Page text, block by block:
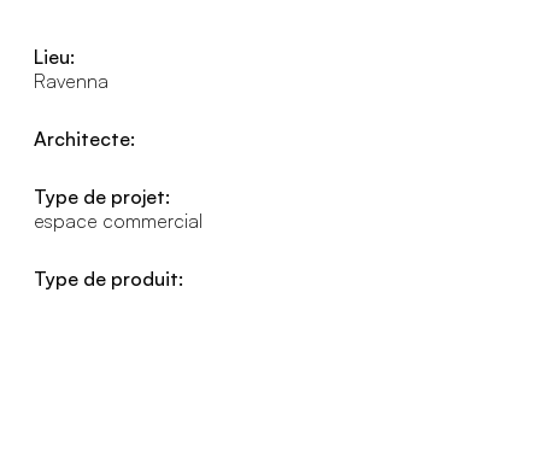
Lieu:
Ravenna
Architecte:
Type de projet:
espace commercial
Type de produit: